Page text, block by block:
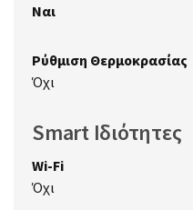
Ναι
Ρύθμιση Θερμοκρασίας
Όχι
Smart Ιδιότητες
Wi-Fi
Όχι